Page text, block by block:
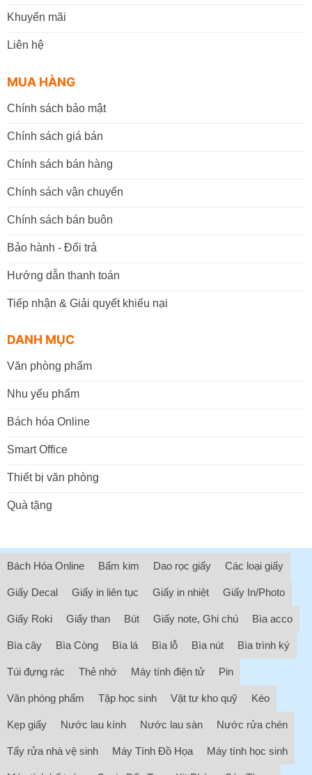
Khuyến mãi
Liên hệ
MUA HÀNG
Chính sách bảo mật
Chính sách giá bán
Chính sách bán hàng
Chính sách vận chuyển
Chính sách bán buôn
Bảo hành - Đổi trả
Hướng dẫn thanh toán
Tiếp nhận & Giải quyết khiếu nại
DANH MỤC
Văn phòng phẩm
Nhu yếu phẩm
Bách hóa Online
Smart Office
Thiết bị văn phòng
Quà tặng
Bách Hóa Online Bấm kim Dao rọc giấy Các loại giấy
Giấy Decal Giấy in liên tục Giấy in nhiệt Giấy In/Photo
Giấy Roki Giấy than Bút Giấy note, Ghi chú Bìa acco
Bìa cây Bìa Còng Bìa lá Bìa lỗ Bìa nút Bìa trình ký
Túi đựng rác Thẻ nhớ Máy tính điện tử Pin
Văn phòng phẩm Tập học sinh Vật tư kho quỹ Kéo
Kẹp giấy Nước lau kính Nước lau sàn Nước rửa chén
Tẩy rửa nhà vệ sinh Máy Tính Đồ Họa Máy tính học sinh